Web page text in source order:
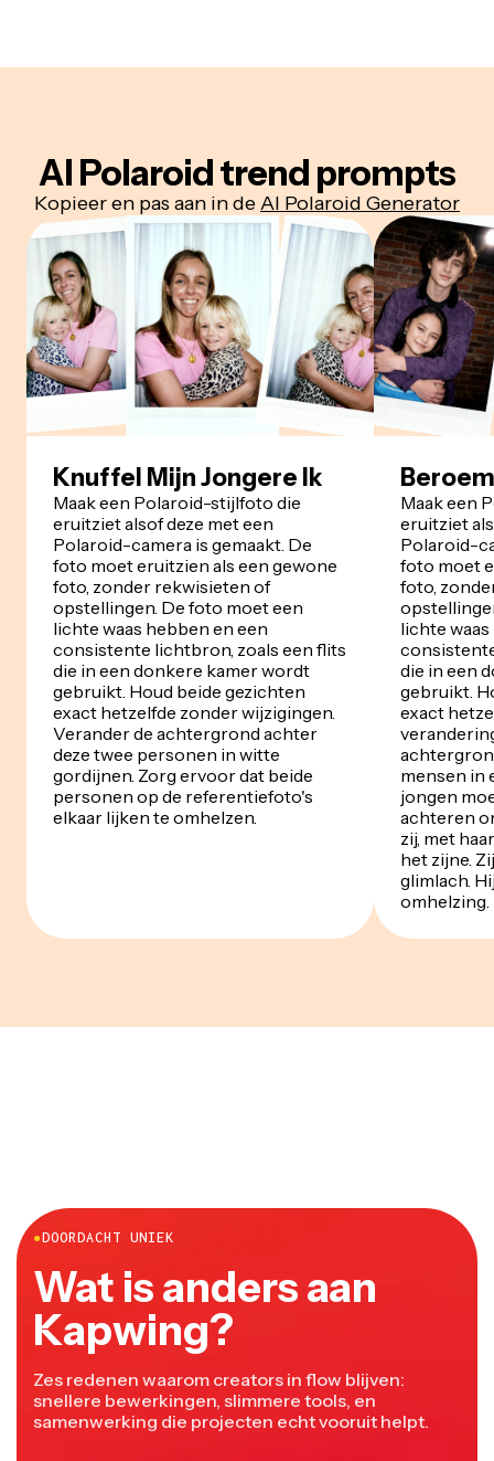
AI Polaroid trend prompts
Kopieer en pas aan in deAI Polaroid Generator
Knuffel Mijn Jongere Ik
Maak een Polaroid-stijlfoto die
eruitziet alsof deze met een
Polaroid-camera is gemaakt. De
foto moet eruitzien als een gewone
foto, zonder rekwisieten of
opstellingen. De foto moet een
lichte waas hebben en een
consistente lichtbron, zoals een flits
die in een donkere kamer wordt
gebruikt. Houd beide gezichten
exact hetzelfde zonder wijzigingen.
Verander de achtergrond achter
deze twee personen in witte
gordijnen. Zorg ervoor dat beide
personen op de referentiefoto's
elkaar lijken te omhelzen.
Maak een
eruitziet
Polaroid-
foto moet
foto,
lichte
die in een
gebruikt.
exact
mensen in
jongen
achteren
zij, met
het zijne.
glimlach.
omhelzing.
●DOORDACHT UNIEK
Wat is anders aan
Kapwing?
Zes redenen waarom creators in flow blijven:
snellere bewerkingen, slimmere tools, en
samenwerking die projecten echt vooruit helpt.